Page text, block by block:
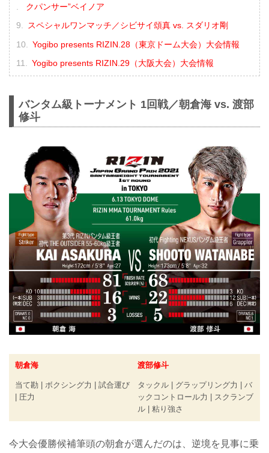
クパンサー”ベイノア
スペシャルワンマッチ／シビサイ頌真 vs. スダリオ剛
Yogibo presents RIZIN.28（東京ドーム大会）大会情報
Yogibo presents RIZIN.29（大阪大会）大会情報
バンタム級トーナメント 1回戦／朝倉海 vs. 渡部
修斗
朝倉海
当て勘 | ボクシング力 | 試合運び
| 圧力
渡部修斗
タックル | グラップリング力 | バ
ックコントロール力 | スクランブ
ル | 粘り強さ
今大会優勝候補筆頭の朝倉が選んだのは、逆境を見事に乗